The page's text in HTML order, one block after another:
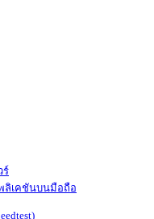
ร์
ลิเคชันบนมือถือ